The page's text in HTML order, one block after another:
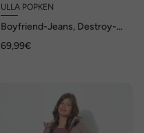
ULLA POPKEN
Boyfriend-Jeans, Destroy-
69,99€